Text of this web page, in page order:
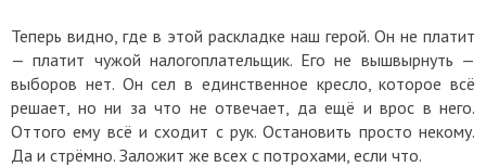
Теперь видно, где в этой раскладке наш герой. Он не платит
— платит чужой налогоплательщик. Его не вышвырнуть —
выборов нет. Он сел в единственное кресло, которое всё
решает, но ни за что не отвечает, да ещё и врос в него.
Оттого ему всё и сходит с рук. Остановить просто некому.
Да и стрёмно. Заложит же всех с потрохами, если что.